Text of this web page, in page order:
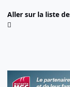
Aller sur la liste